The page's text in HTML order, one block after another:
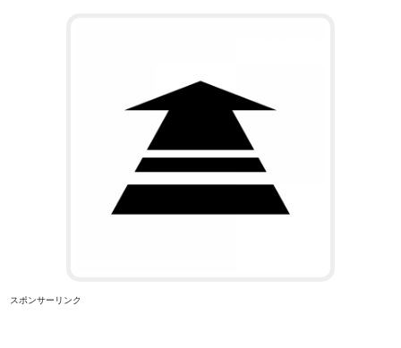
スポンサーリンク